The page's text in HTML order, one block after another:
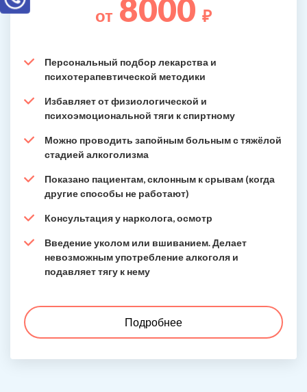
от 8000 ₽
Персональный подбор лекарства и
психотерапевтической методики
Избавляет от физиологической и
психоэмоциональной тяги к спиртному
Можно проводить запойным больным с тяжёлой
стадией алкоголизма
Показано пациентам, склонным к срывам (когда
другие способы не работают)
Консультация у нарколога, осмотр
Введение уколом или вшиванием. Делает
невозможным употребление алкоголя и
подавляет тягу к нему
Подробнее